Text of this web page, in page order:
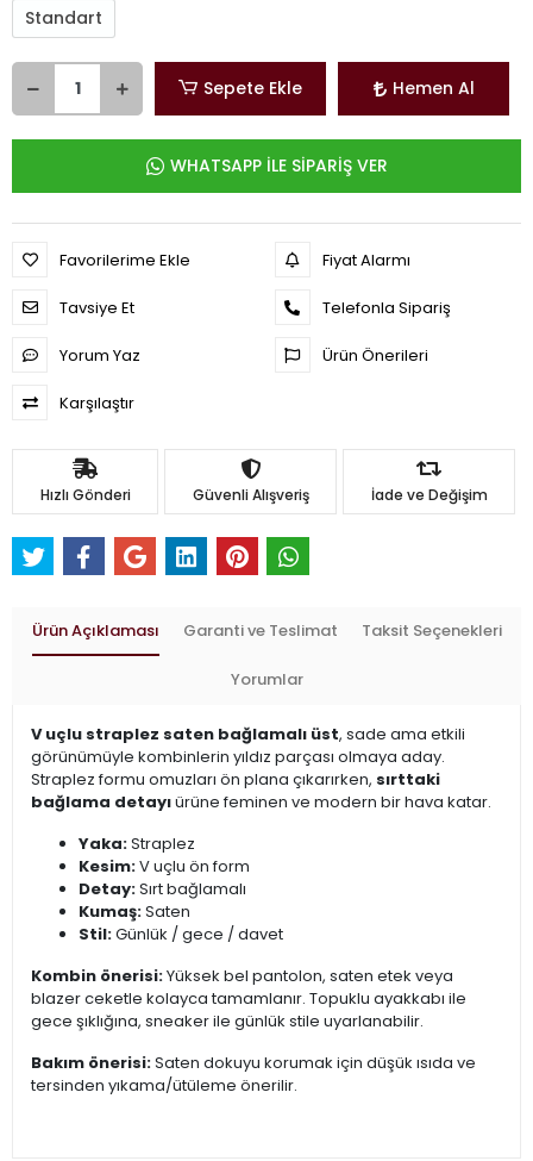
Standart
Sepete Ekle Hemen Al
WHATSAPP İLE SİPARİŞ VER
Favorilerime Ekle
Tavsiye Et
Yorum Yaz
Karşılaştır
Fiyat Alarmı
Telefonla Sipariş
Ürün Önerileri
Hızlı Gönderi Güvenli Alışveriş İade ve Değişim
Ürün Açıklaması Garanti ve Teslimat Taksit Seçenekleri
Yorumlar
V uçlu straplez saten bağlamalı üst, sade ama etkili
görünümüyle kombinlerin yıldız parçası olmaya aday.
Straplez formu omuzları ön plana çıkarırken, sırttaki
bağlama detayıürüne feminen ve modern bir hava katar.
Yaka:Straplez
Kesim:V uçlu ön form
Detay:Sırt bağlamalı
Kumaş:Saten
Stil:Günlük / gece / davet
Kombin önerisi:Yüksek bel pantolon, saten etek veya
blazer ceketle kolayca tamamlanır. Topuklu ayakkabı ile
gece şıklığına, sneaker ile günlük stile uyarlanabilir.
Bakım önerisi:Saten dokuyu korumak için düşük ısıda ve
tersinden yıkama/ütüleme önerilir.